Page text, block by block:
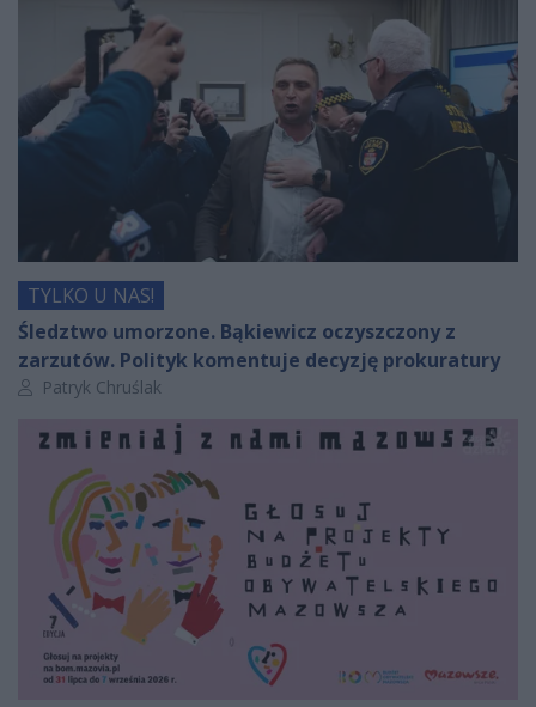
TYLKO U NAS!
Śledztwo umorzone. Bąkiewicz oczyszczony z
zarzutów. Polityk komentuje decyzję prokuratury
Autor artykułu:
Patryk Chruślak